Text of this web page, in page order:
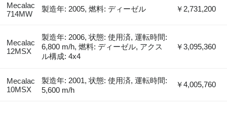
Mecalac
714MW
製造年: 2005, 燃料: ディーゼル ￥2,731,200
Mecalac
12MSX
製造年: 2006, 状態: 使用済, 運転時間:
6,800 m/h, 燃料: ディーゼル, アクス
ル構成: 4x4
￥3,095,360
Mecalac
10MSX
製造年: 2001, 状態: 使用済, 運転時間:
5,600 m/h
￥4,005,760